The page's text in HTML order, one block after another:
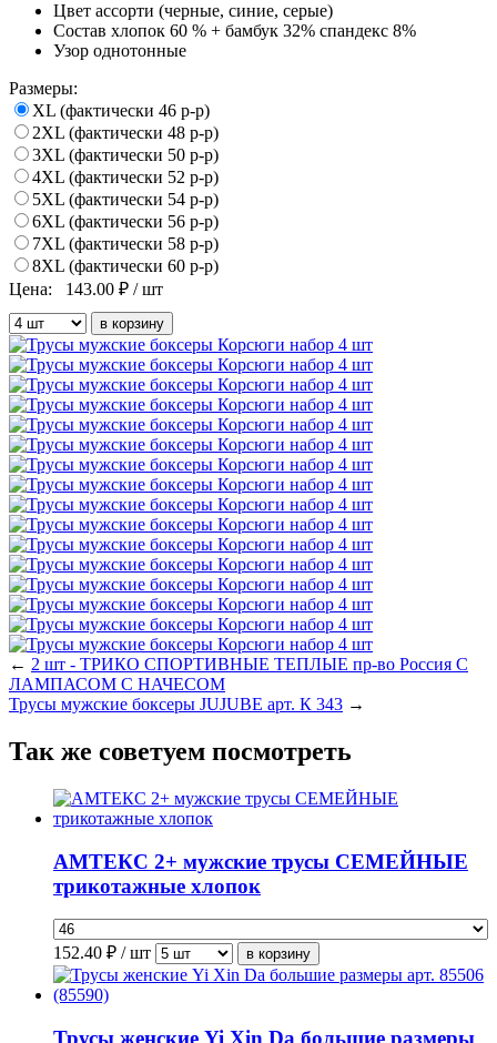
Цвет ассорти (черные, синие, серые)
Состав хлопок 60 % + бамбук 32% спандекс 8%
Узор однотонные
Размеры:
XL (фактически 46 р-р)
2XL (фактически 48 р-р)
3XL (фактически 50 р-р)
4XL (фактически 52 р-р)
5ХL (фактически 54 р-р)
6XL (фактически 56 р-р)
7XL (фактически 58 р-р)
8XL (фактически 60 р-р)
Цена:
143.00 ₽ / шт
← 2 шт - ТРИКО СПОРТИВНЫЕ ТЕПЛЫЕ пр-во Россия С
ЛАМПАСОМ С НАЧЕСОМ
Трусы мужские боксеры JUJUBE арт. К 343 →
Так же советуем посмотреть
АМТЕКС 2+ мужские трусы СЕМЕЙНЫЕ
трикотажные хлопок
152.40 ₽ / шт
Трусы женские Yi Xin Da большие размеры